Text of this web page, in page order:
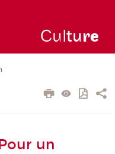
Culture
un